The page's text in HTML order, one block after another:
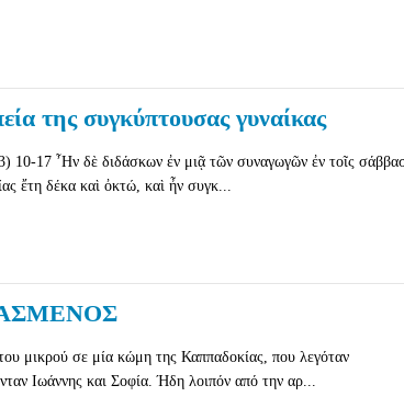
της συγκύπτουσας γυναίκας
10-17 ῏Ην δὲ διδάσκων ἐν μιᾷ τῶν συναγωγῶν ἐν τοῖς
ἔτη δέκα καὶ ὀκτώ, καὶ ἦν συγκ...
μικρού σε μία κώμη της Καππαδοκίας, που λεγόταν
Ιωάννης και Σοφία. Ήδη λοιπόν από την αρ...